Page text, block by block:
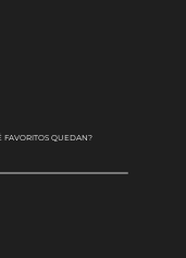
FAVORITOS QUEDAN?